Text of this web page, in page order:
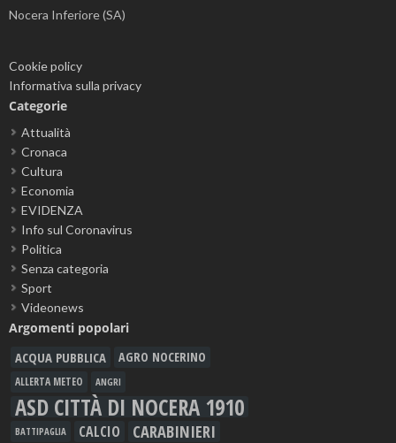
Nocera Inferiore (SA)
Cookie policy
Informativa sulla privacy
Categorie
Attualità
Cronaca
Cultura
Economia
EVIDENZA
Info sul Coronavirus
Politica
Senza categoria
Sport
Videonews
Argomenti popolari
ACQUA PUBBLICA AGRO NOCERINO
ALLERTA METEO ANGRI
ASD CITTÀ DI NOCERA 1910
BATTIPAGLIA CALCIO CARABINIERI